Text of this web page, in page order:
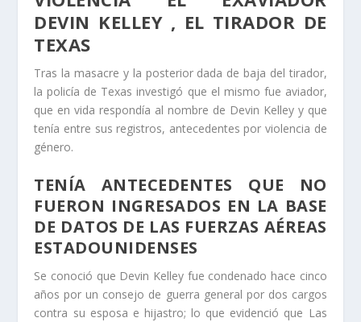
DEVIN KELLEY , EL TIRADOR DE
TEXAS
Tras la masacre y la posterior dada de baja del tirador,
la policía de Texas investigó que el mismo fue aviador,
que en vida respondía al nombre de Devin Kelley y que
tenía entre sus registros, antecedentes por violencia de
género.
TENÍA ANTECEDENTES QUE NO
FUERON INGRESADOS EN LA BASE
DE DATOS DE LAS FUERZAS AÉREAS
ESTADOUNIDENSES
Se conoció que Devin Kelley fue condenado hace cinco
años por un consejo de guerra general por dos cargos
contra su esposa e hijastro; lo que evidenció que Las